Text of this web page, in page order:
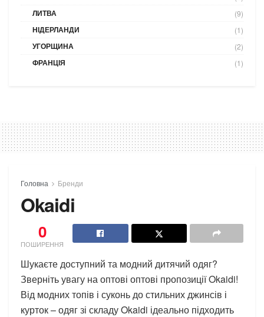
ЛИТВА (9)
НІДЕРЛАНДИ (1)
УГОРЩИНА (2)
ФРАНЦІЯ (1)
Головна Бренди
Okaidi
0
ПОШИРЕННЯ
Шукаєте доступний та модний дитячий одяг?
Зверніть увагу на оптові оптові пропозиції Okaidi!
Від модних топів і суконь до стильних джинсів і
курток – одяг зі складу Okaidi ідеально підходить